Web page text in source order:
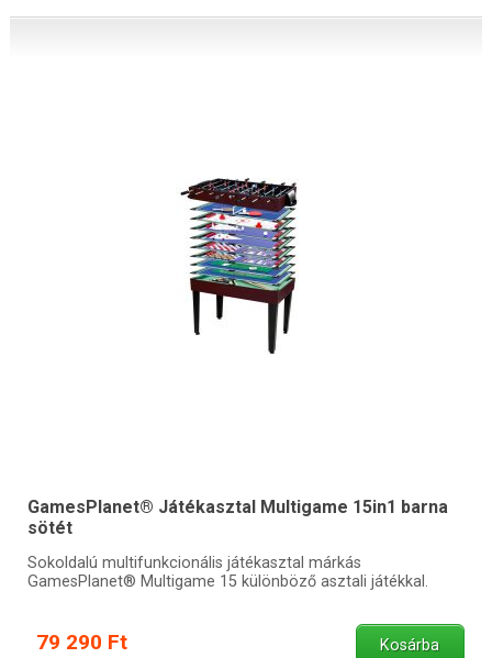
GamesPlanet® Játékasztal Multigame 15in1 barna
sötét
Sokoldalú multifunkcionális játékasztal márkás
GamesPlanet® Multigame 15 különböző asztali játékkal.
79 290 Ft Kosárba